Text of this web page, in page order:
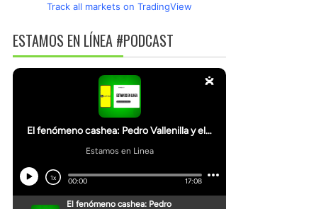
Track all markets on TradingView
ESTAMOS EN LÍNEA #PODCAST